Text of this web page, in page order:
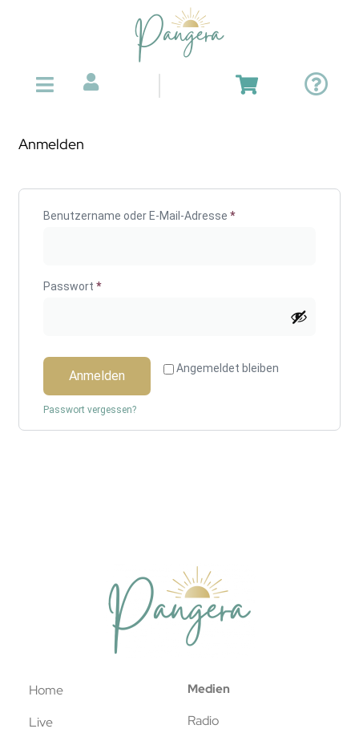
Anmelden
Benutzername oder E-Mail-Adresse*
Passwort*
Angemeldet bleiben
Anmelden
Passwort vergessen?
Home
Live
Medien
Radio